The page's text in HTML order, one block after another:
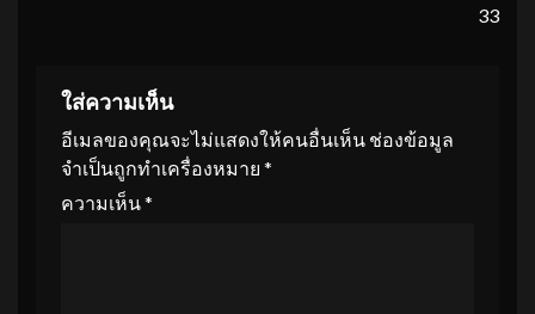
33
ใส่ความเห็น
อีเมลของคุณจะไม่แสดงให้คนอื่นเห็น ช่องข้อมูล
จำเป็นถูกทำเครื่องหมาย *
ความเห็น*